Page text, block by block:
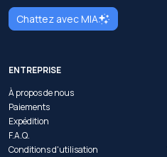
Chattez avec MIA
ENTREPRISE
À propos de nous
Paiements
Expédition
F.A.Q.
Conditions d'utilisation